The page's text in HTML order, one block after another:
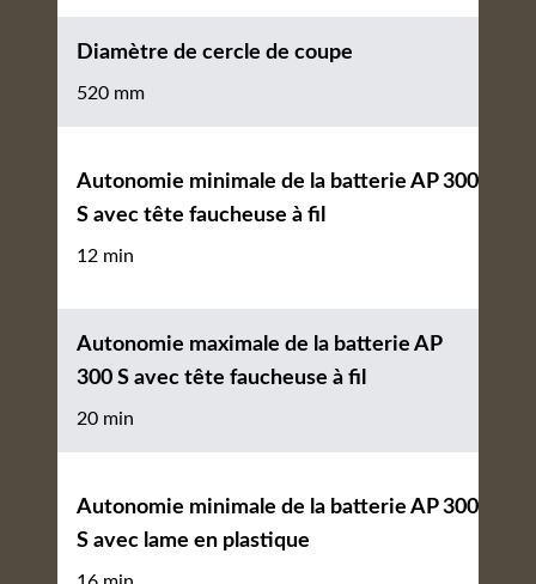
Diamètre de cercle de coupe
520 mm
Autonomie minimale de la batterie AP 300
S avec tête faucheuse à fil
12 min
Autonomie maximale de la batterie AP
300 S avec tête faucheuse à fil
20 min
Autonomie minimale de la batterie AP 300
S avec lame en plastique